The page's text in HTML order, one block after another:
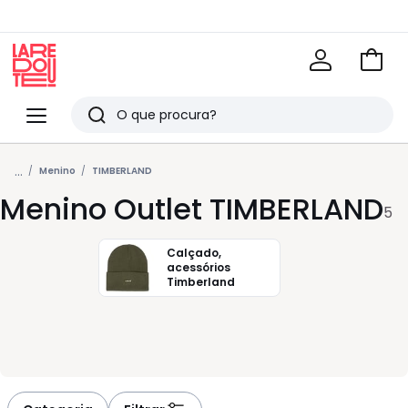
Menu
Redoute
Pesquisar
Últimos
artigos
vistos
Ir
... Menino TIMBERLAND
Menino Outlet TIMBERLAND5
Calçado,
acessórios
Timberland